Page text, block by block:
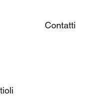
Contatti